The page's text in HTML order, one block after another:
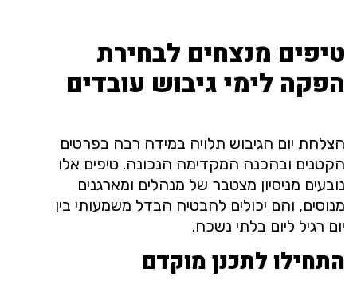
טיפים מנצחים לבחירת
הפקה לימי גיבוש עובדים
הצלחת יום הגיבוש תלויה במידה רבה בפרטים
הקטנים ובהכנה המקדימה הנכונה. טיפים אלו
נובעים מניסיון מצטבר של מנהלים ומארגנים
מנוסים, והם יכולים להבטיח הבדל משמעותי בין
יום רגיל ליום בלתי נשכח.
התחילו לתכנן מוקדם